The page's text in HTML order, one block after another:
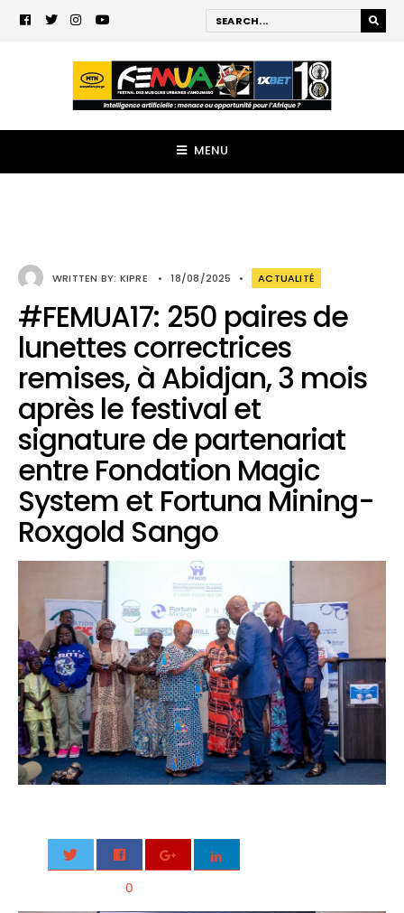
MENU
WRITTEN BY: KIPRE • 18/08/2025 • ACTUALITÉ
#FEMUA17: 250 paires de
lunettes correctrices
remises, à Abidjan, 3 mois
après le festival et
signature de partenariat
entre Fondation Magic
System et Fortuna Mining-
Roxgold Sango
0